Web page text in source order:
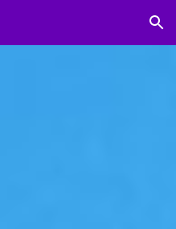
Skip to navigation